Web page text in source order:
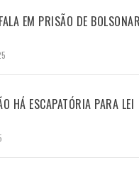
EM PRISÃO DE
HÁ ESCAPATÓRIA PARA LEI